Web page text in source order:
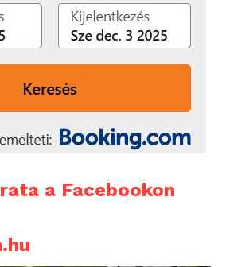
a Facebookon